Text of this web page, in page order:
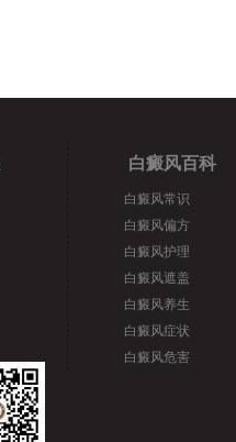
白癜风百科
白癜风常识
白癜风偏方
白癜风护理
白癜风遮盖
白癜风养生
白癜风症状
白癜风危害